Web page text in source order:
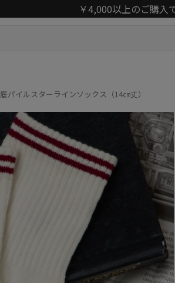
￥4,000以上のご購入
底パイルスターラインソックス（14㎝丈）